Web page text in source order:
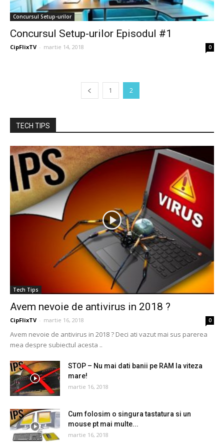
Concursul Setup-urilor
Concursul Setup-urilor Episodul #1
CipFlixTV - martie 14, 2018 0
1 2
TECH TIPS
Tech Tips
Avem nevoie de antivirus in 2018 ?
CipFlixTV - martie 16, 2018 0
Avem nevoie de antivirus in 2018 ? Deci ati vazut mai sus parerea
mea despre subiectul acesta ..
STOP – Nu mai dati banii pe RAM la viteza
mare!
martie 16, 2018
Cum folosim o singura tastatura si un
mouse pt mai multe...
martie 16, 2018